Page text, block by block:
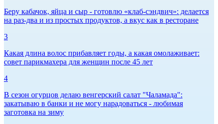
Беру кабачок, яйца и сыр - готовлю «клаб-сэндвич»: делается
на раз-два и из простых продуктов, а вкус как в ресторане
3
Какая длина волос прибавляет годы, а какая омолаживает:
совет парикмахера для женщин после 45 лет
4
В сезон огурцов делаю венгерский салат "Чаламада":
закатываю в банки и не могу нарадоваться - любимая
заготовка на зиму